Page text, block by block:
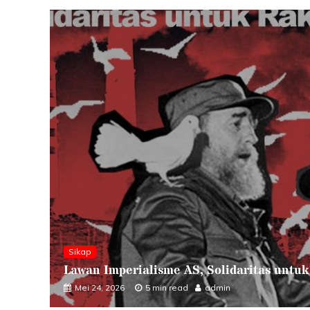
untuk Rakyat Kuba!
Analisa
Dewan
Maret 16, 2026